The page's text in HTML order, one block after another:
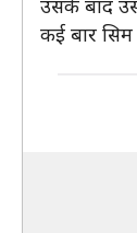
उसके बाद
कई बार